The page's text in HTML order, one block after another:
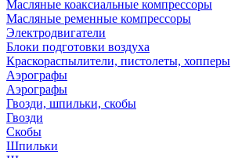
Масляные коаксиальные компрессоры
Масляные ременные компрессоры
Электродвигатели
Блоки подготовки воздуха
Краскораспылители, пистолеты, хопперы
Аэрографы
Аэрографы
Гвозди, шпильки, скобы
Гвозди
Скобы
Шпильки